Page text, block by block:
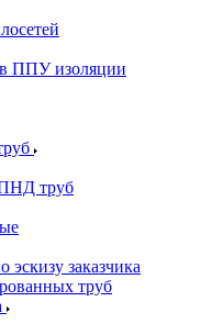
ППУ изоляции
труб
эскизу заказчика
труб